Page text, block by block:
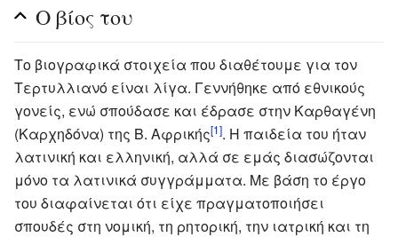
Ο βίος του
Το βιογραφικά στοιχεία που διαθέτουμε για τον
Τερτυλλιανό είναι λίγα. Γεννήθηκε από εθνικούς
γονείς, ενώ σπούδασε και έδρασε στην Καρθαγένη
(Καρχηδόνα) της Β. Αφρικής[1]. Η παιδεία του ήταν
λατινική και ελληνική, αλλά σε εμάς διασώζονται
μόνο τα λατινικά συγγράμματα. Με βάση το έργο
του διαφαίνεται ότι είχε πραγματοποιήσει
σπουδές στη νομική, τη ρητορική, την ιατρική και τη